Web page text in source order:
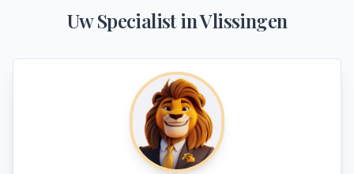
Uw Specialist inVlissingen